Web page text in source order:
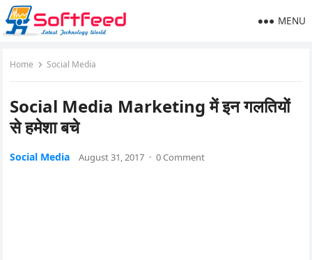
MENU
Home Social Media
Social Media Marketing में इन गलतियों
से हमेशा बचे
Social Media August 31, 2017 · 0 Comment